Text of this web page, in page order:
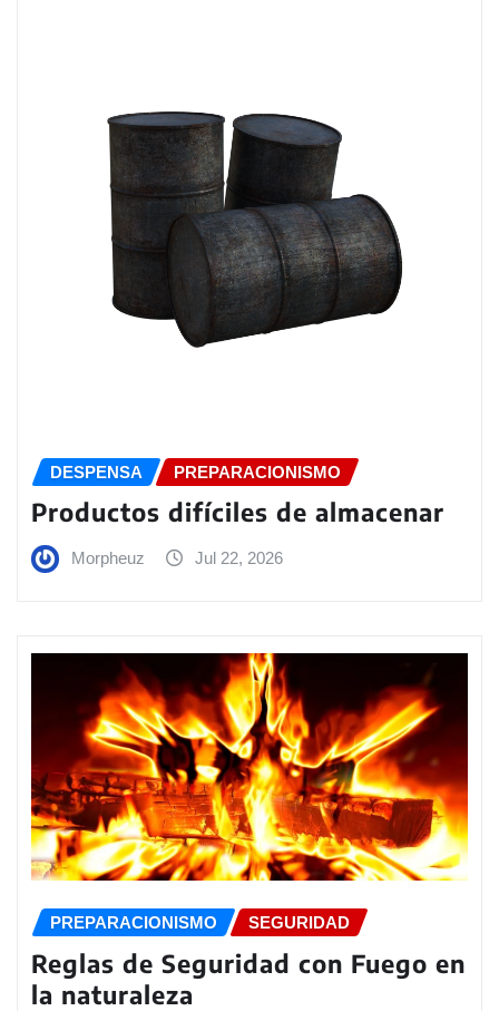
DESPENSA PREPARACIONISMO
Productos difíciles de almacenar
Morpheuz Jul 22, 2026
PREPARACIONISMO SEGURIDAD
Reglas de Seguridad con Fuego en
la naturaleza